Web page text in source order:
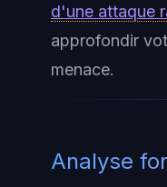
d'une attaque
approfondir
menace.
Analyse